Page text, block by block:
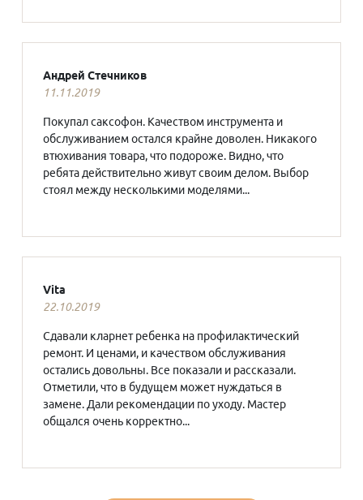
Андрей Стечников
11.11.2019
Покупал саксофон. Качеством инструмента и
обслуживанием остался крайне доволен. Никакого
втюхивания товара, что подороже. Видно, что
ребята действительно живут своим делом. Выбор
стоял между несколькими моделями...
Vita
22.10.2019
Сдавали кларнет ребенка на профилактический
ремонт. И ценами, и качеством обслуживания
остались довольны. Все показали и рассказали.
Отметили, что в будущем может нуждаться в
замене. Дали рекомендации по уходу. Мастер
общался очень корректно...